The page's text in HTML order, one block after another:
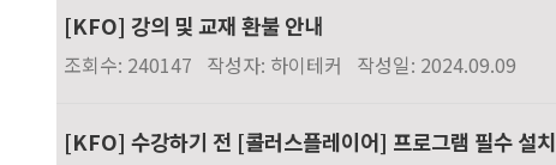
[KFO] 강의 및 교재 환불 안내
조회수: 240147 작성자: 하이테커 작성일: 2024.09.09
[KFO] 수강하기 전 [콜러스플레이어] 프로그램 필수 설치